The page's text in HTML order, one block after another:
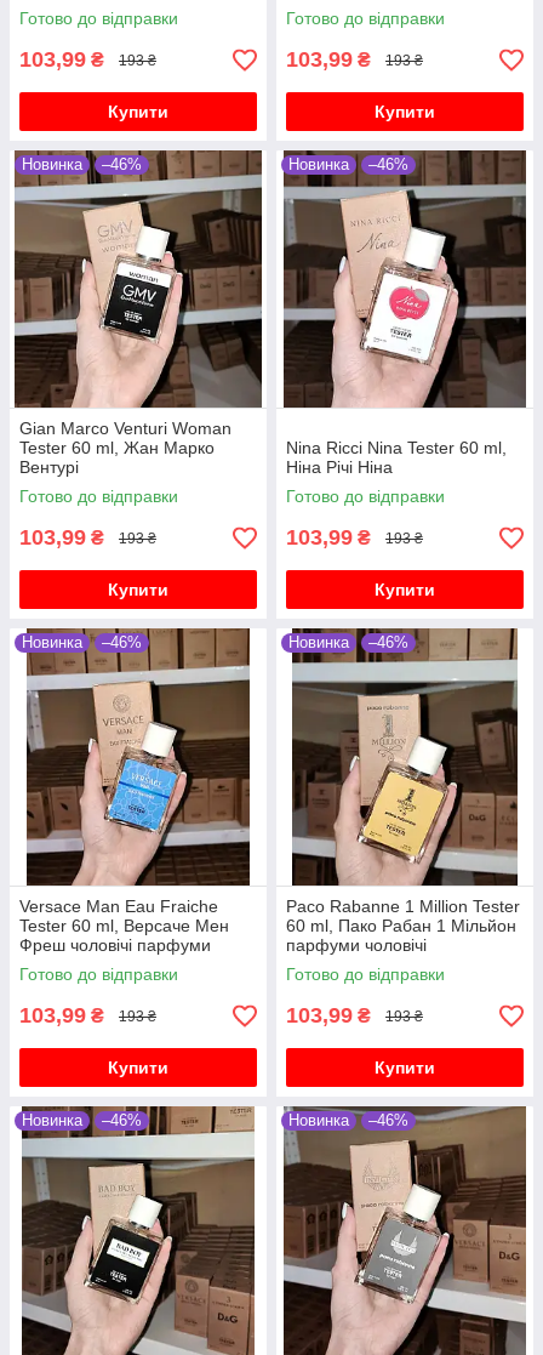
Готово до відправки
103,99 ₴ 193 ₴
Купити
Готово до відправки
103,99 ₴ 193 ₴
Купити
Новинка –46%
Gian Marco Venturi Woman
Tester 60 ml, Жан Марко
Вентурі
Готово до відправки
103,99 ₴ 193 ₴
Купити
Новинка –46%
Nina Ricci Nina Tester 60 ml,
Ніна Річі Ніна
Готово до відправки
103,99 ₴ 193 ₴
Купити
Новинка –46%
Versace Man Eau Fraiche
Tester 60 ml, Версаче Мен
Фреш чоловічі парфуми
Готово до відправки
103,99 ₴ 193 ₴
Купити
Новинка –46%
Paco Rabanne 1 Million Tester
60 ml, Пако Рабан 1 Мільйон
парфуми чоловічі
Готово до відправки
103,99 ₴ 193 ₴
Купити
Новинка –46% Новинка –46%